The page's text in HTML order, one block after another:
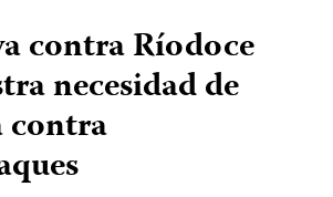
contra Ríodoce
necesidad de
contra